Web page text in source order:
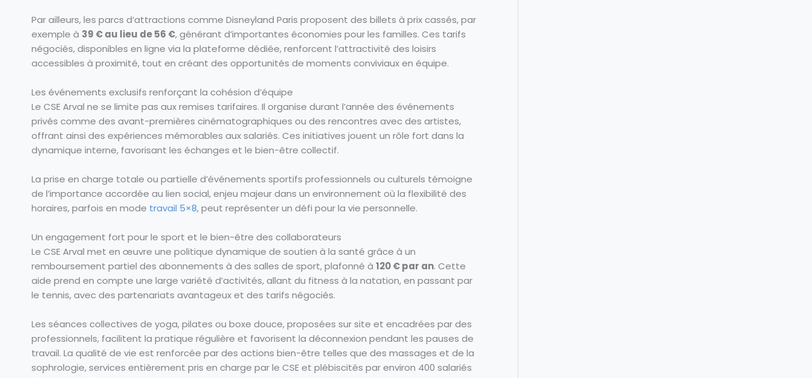
Par ailleurs, les parcs d’attractions comme Disneyland Paris proposent des billets à prix cassés, par
exemple à 39 € au lieu de 56 €, générant d’importantes économies pour les familles. Ces tarifs
négociés, disponibles en ligne via la plateforme dédiée, renforcent l’attractivité des loisirs
accessibles à proximité, tout en créant des opportunités de moments conviviaux en équipe.
Les événements exclusifs renforçant la cohésion d’équipe
Le CSE Arval ne se limite pas aux remises tarifaires. Il organise durant l’année des événements
privés comme des avant-premières cinématographiques ou des rencontres avec des artistes,
offrant ainsi des expériences mémorables aux salariés. Ces initiatives jouent un rôle fort dans la
dynamique interne, favorisant les échanges et le bien-être collectif.
La prise en charge totale ou partielle d’événements sportifs professionnels ou culturels témoigne
de l’importance accordée au lien social, enjeu majeur dans un environnement où la flexibilité des
horaires, parfois en mode travail 5×8, peut représenter un défi pour la vie personnelle.
Un engagement fort pour le sport et le bien-être des collaborateurs
Le CSE Arval met en œuvre une politique dynamique de soutien à la santé grâce à un
remboursement partiel des abonnements à des salles de sport, plafonné à 120 € par an. Cette
aide prend en compte une large variété d’activités, allant du fitness à la natation, en passant par
le tennis, avec des partenariats avantageux et des tarifs négociés.
Les séances collectives de yoga, pilates ou boxe douce, proposées sur site et encadrées par des
professionnels, facilitent la pratique régulière et favorisent la déconnexion pendant les pauses de
travail. La qualité de vie est renforcée par des actions bien-être telles que des massages et de la
sophrologie, services entièrement pris en charge par le CSE et plébiscités par environ 400 salariés